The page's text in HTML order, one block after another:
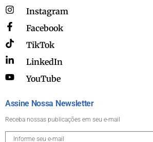
Instagram
Facebook
TikTok
LinkedIn
YouTube
Assine Nossa Newsletter
Receba nossas publicações em seu e-mail